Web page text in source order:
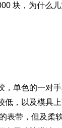
，单色的一对
低，以及模具
表带，但及柔